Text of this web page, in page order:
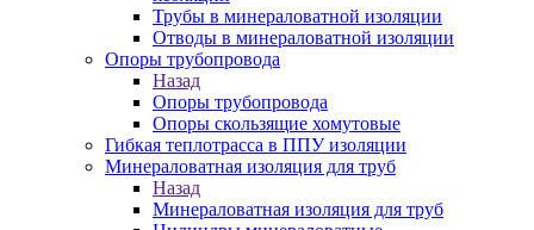
Трубы в минераловатной изоляции
Отводы в минераловатной изоляции
Опоры трубопровода
Назад
Опоры трубопровода
Опоры скользящие хомутовые
Гибкая теплотрасса в ППУ изоляции
Минераловатная изоляция для труб
Назад
Минераловатная изоляция для труб